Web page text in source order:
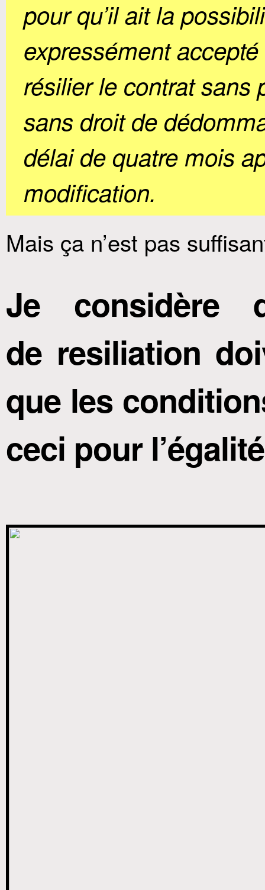
pour qu’il ait la
expressément
résilier le contrat sans
sans droit de
délai de quatre mois
modification.
Mais ça n’est pas
Je considère
de resiliation
que les
ceci pour